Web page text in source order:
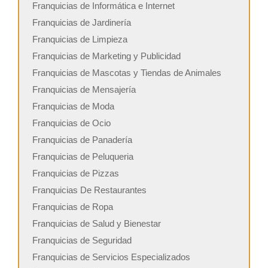
Franquicias de Informática e Internet
Franquicias de Jardinería
Franquicias de Limpieza
Franquicias de Marketing y Publicidad
Franquicias de Mascotas y Tiendas de Animales
Franquicias de Mensajería
Franquicias de Moda
Franquicias de Ocio
Franquicias de Panadería
Franquicias de Peluqueria
Franquicias de Pizzas
Franquicias De Restaurantes
Franquicias de Ropa
Franquicias de Salud y Bienestar
Franquicias de Seguridad
Franquicias de Servicios Especializados